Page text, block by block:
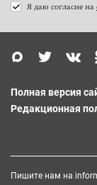
Я даю согласие на
Полная версия
Редакционная
Пишите нам на